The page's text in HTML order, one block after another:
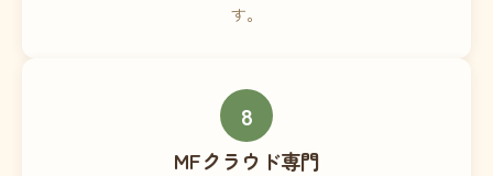
す。
8
MFクラウド専門